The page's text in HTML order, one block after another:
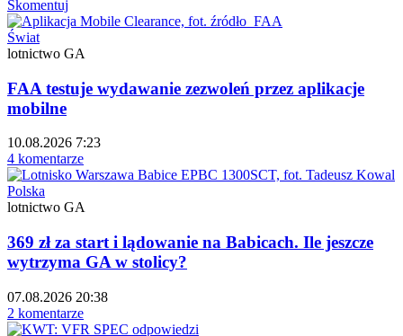
Skomentuj
Świat
lotnictwo GA
FAA testuje wydawanie zezwoleń przez aplikacje
mobilne
10.08.2026 7:23
4 komentarze
Polska
lotnictwo GA
369 zł za start i lądowanie na Babicach. Ile jeszcze
wytrzyma GA w stolicy?
07.08.2026 20:38
2 komentarze